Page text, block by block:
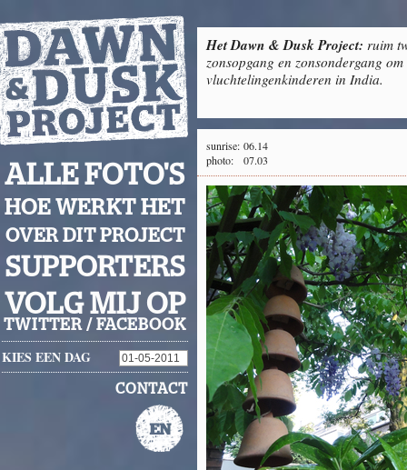
Het Dawn & Dusk Project: ruim
zonsopgang en zonsondergang
vluchtelingenkinderen in India.
ALLE FOTO'S
HOE WERKT HET
OVER DIT PROJECT
SUPPORTERS
VOLG MIJ OP
TWITTER / FACEBOOK
KIES EEN DAG
CONTACT
sunrise: 06.14
photo:
07.03